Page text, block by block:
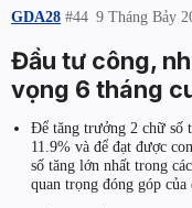
GDA28 9 Tháng Bảy
#44
Đầu tư công,
vọng 6 tháng
Để tăng trưởng 2 chữ số
11.9% và để đạt được
số tăng lớn nhất trong
quan trọng đóng góp